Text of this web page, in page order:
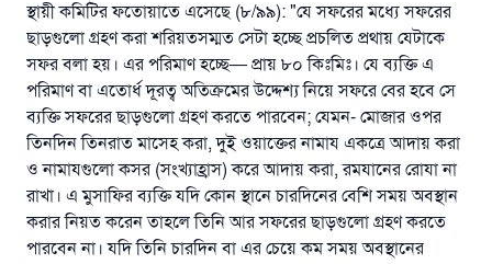
স্থায়ী কমিটির ফতোয়াতে এসেছে (৮/৯৯): "যে সফরের মধ্যে সফরের
ছাড়গুলো গ্রহণ করা শরিয়তসম্মত সেটা হচ্ছে প্রচলিত প্রথায় যেটাকে
সফর বলা হয়। এর পরিমাণ হচ্ছে— প্রায় ৮০ কিঃমিঃ। যে ব্যক্তি এ
পরিমাণ বা এতোর্ধ দূরত্ব অতিক্রমের উদ্দেশ্য নিয়ে সফরে বের হবে সে
ব্যক্তি সফরের ছাড়গুলো গ্রহণ করতে পারবেন; যেমন- মোজার ওপর
তিনদিন তিনরাত মাসেহ করা, দুই ওয়াক্তের নামায একত্রে আদায় করা
ও নামাযগুলো কসর (সংখ্যাহ্রাস) করে আদায় করা, রমযানের রোযা না
রাখা। এ মুসাফির ব্যক্তি যদি কোন স্থানে চারদিনের বেশি সময় অবস্থান
করার নিয়ত করেন তাহলে তিনি আর সফরের ছাড়গুলো গ্রহণ করতে
পারবেন না। যদি তিনি চারদিন বা এর চেয়ে কম সময় অবস্থানের